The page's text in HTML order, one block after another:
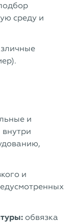
среду и
и
и
обвязка